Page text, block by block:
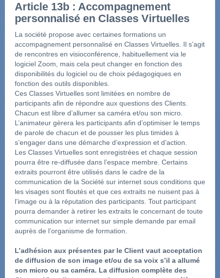
Article 13b : Accompagnement
personnalisé en Classes Virtuelles
La société propose avec certaines formations un
accompagnement personnalisé en Classes Virtuelles. Il s’agit
de rencontres en visioconférence, habituellement via le
logiciel Zoom, mais cela peut changer en fonction des
disponibilités du logiciel ou de choix pédagogiques en
fonction des outils disponibles.
Ces Classes Virtuelles sont limitées en nombre de
participants afin de répondre aux questions des Clients.
Chacun est libre d’allumer sa caméra et/ou son micro.
L’animateur gèrera les participants afin d’optimiser le temps
de parole de chacun et de pousser les plus timides à
s’engager dans une démarche d’expression et d’action.
Les Classes Virtuelles sont enregistrées et chaque session
pourra être re-diffusée dans l’espace membre. Certains
extraits pourront être utilisés dans le cadre de la
communication de la Société sur internet sous conditions que
les visages sont floutés et que ces extraits ne nuisent pas à
l’image ou à la réputation des participants. Tout participant
pourra demander à retirer les extraits le concernant de toute
communication sur internet sur simple demande par email
auprès de l’organisme de formation.
L’adhésion aux présentes par le Client vaut acceptation
de diffusion de son image et/ou de sa voix s’il a allumé
son micro ou sa caméra. La diffusion complète des